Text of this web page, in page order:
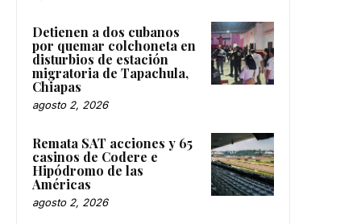
Detienen a dos cubanos
por quemar colchoneta en
disturbios de estación
migratoria de Tapachula,
Chiapas
agosto 2, 2026
Remata SAT acciones y 65
casinos de Codere e
Hipódromo de las
Américas
agosto 2, 2026